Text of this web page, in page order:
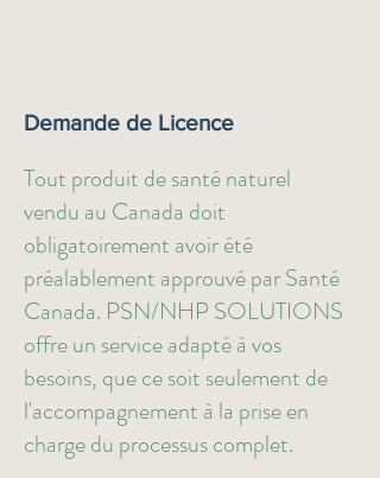
Demande de Licence
Tout produit de santé naturel
vendu au Canada doit
obligatoirement avoir été
préalablement approuvé par Santé
Canada. PSN/NHP SOLUTIONS
offre un service adapté à vos
besoins, que ce soit seulement de
l'accompagnement à la prise en
charge du processus complet.